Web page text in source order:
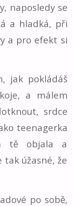
naposledy se
a hladká, při
a pro efekt si
jak pokládáš
a málem
srdce
teenagerka
tě objala a
tak úžasné, že
po sobě,